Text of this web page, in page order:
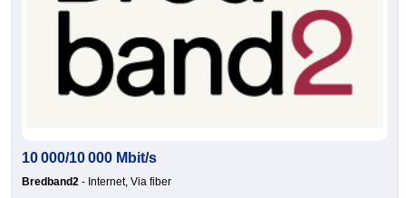
10 000/10 000 Mbit/s
Bredband2 - Internet, Via fiber